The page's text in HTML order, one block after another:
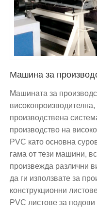
Машина за
Машината за
производствена
производство на
PVC като основна
гама от тези машини,
произвежда различни
да ги използвате за
конструкционни
PVC листове за